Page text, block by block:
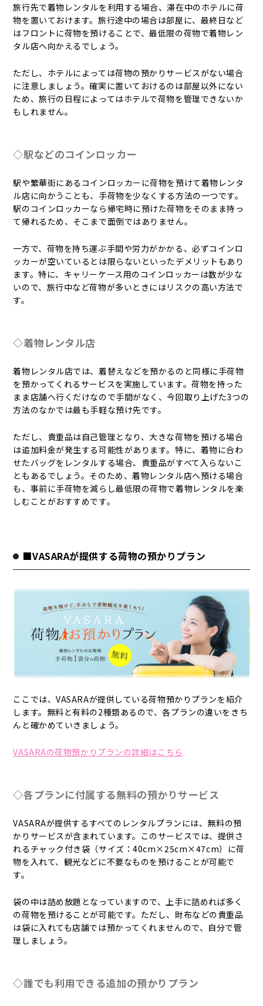
旅行先で着物レンタルを利用する場合、滞在中のホテルに荷
物を置いておけます。旅行途中の場合は部屋に、最終日など
はフロントに荷物を預けることで、最低限の荷物で着物レン
タル店へ向かえるでしょう。
ただし、ホテルによっては荷物の預かりサービスがない場合
に注意しましょう。確実に置いておけるのは部屋以外にない
ため、旅行の日程によってはホテルで荷物を管理できないか
もしれません。
◇駅などのコインロッカー
駅や繁華街にあるコインロッカーに荷物を預けて着物レンタ
ル店に向かうことも、手荷物を少なくする方法の一つです。
駅のコインロッカーなら帰宅時に預けた荷物をそのまま持っ
て帰れるため、そこまで面倒ではありません。
一方で、荷物を持ち運ぶ手間や労力がかかる、必ずコインロ
ッカーが空いているとは限らないといったデメリットもあり
ます。特に、キャリーケース用のコインロッカーは数が少な
いので、旅行中など荷物が多いときにはリスクの高い方法で
す。
◇着物レンタル店
着物レンタル店では、着替えなどを預かるのと同様に手荷物
を預かってくれるサービスを実施しています。荷物を持った
まま店舗へ行くだけなので手間がなく、今回取り上げた3つの
方法のなかでは最も手軽な預け先です。
ただし、貴重品は自己管理となり、大きな荷物を預ける場合
は追加料金が発生する可能性があります。特に、着物に合わ
せたバッグをレンタルする場合、貴重品がすべて入らないこ
ともあるでしょう。そのため、着物レンタル店へ預ける場合
も、事前に手荷物を減らし最低限の荷物で着物レンタルを楽
しむことがおすすめです。
■VASARAが提供する荷物の預かりプラン
ここでは、VASARAが提供している荷物預かりプランを紹介
します。無料と有料の2種類あるので、各プランの違いをきち
んと確かめていきましょう。
VASARAの荷物預かりプランの詳細はこちら
◇各プランに付属する無料の預かりサービス
VASARAが提供するすべてのレンタルプランには、無料の預
かりサービスが含まれています。このサービスでは、提供さ
れるチャック付き袋（サイズ：40cm×25cm×47cm）に荷
物を入れて、観光などに不要なものを預けることが可能で
す。
袋の中は詰め放題となっていますので、上手に詰めれば多く
の荷物を預けることが可能です。ただし、財布などの貴重品
は袋に入れても店舗では預かってくれませんので、自分で管
理しましょう。
◇誰でも利用できる追加の預かりプラン